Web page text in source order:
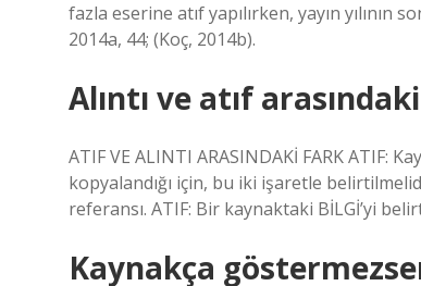
fazla eserine atıf yapılırken, yayın
2014a, 44; (Koç, 2014b).
Alıntı ve atıf
ATIF VE ALINTI ARASINDAKİ FARK ATIF:
kopyalandığı için, bu iki işaretle
referansı. ATIF: Bir kaynaktaki BİLGİ’yi
Kaynakça